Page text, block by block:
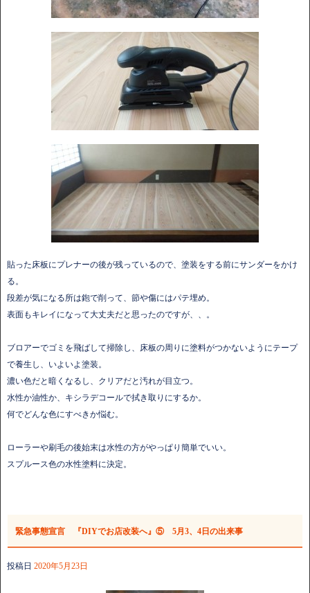
貼った床板にプレナーの後が残っているので、塗装をする前にサンダーをかけ
る。
段差が気になる所は鉋で削って、節や傷にはパテ埋め。
表面もキレイになって大丈夫だと思ったのですが、、。
ブロアーでゴミを飛ばして掃除し、床板の周りに塗料がつかないようにテープ
で養生し、いよいよ塗装。
濃い色だと暗くなるし、クリアだと汚れが目立つ。
水性か油性か、キシラデコールで拭き取りにするか。
何でどんな色にすべきか悩む。
ローラーや刷毛の後始末は水性の方がやっぱり簡単でいい。
スプルース色の水性塗料に決定。
緊急事態宣言 『DIYでお店改装へ』⑤ 5月3、4日の出来事
投稿日 2020年5月23日